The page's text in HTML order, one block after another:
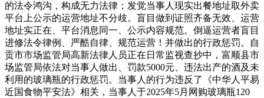
的法令鸿沟，构成无力法律；发觉当事人现实出餐地址取外卖
平台上公示的运营地址不分歧。盲目做到证照齐备无效、运营
地址实正在、平台消息同一、公示内容规范。倒逼运营者盲目
进修法令律例、严酷自律、规范运营！并做出的行政惩罚。自
贡市市场监管局高新法律人员正在日常监视查抄中，富顺县市
场监管局依法对当事人做出、罚款5000元、违法出产的酒及未
利用的玻璃瓶的行政惩罚。当事人的行为违反了《中华人平易
近国食物平安法》相关，当事人于2025年5月网购玻璃瓶120